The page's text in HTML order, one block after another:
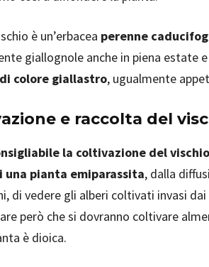
è un’erbacea perenne
giallognole anche in piena estate
di colore giallastro, ugualmente
e raccolta del
la coltivazione del
pianta emiparassita, dalla
di vedere gli alberi coltivati invasi
però che si dovranno coltivare
è dioica.